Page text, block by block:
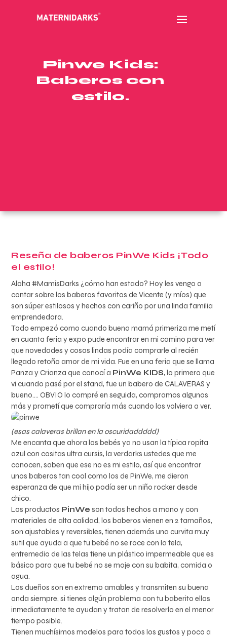
Pinwe Kids:
Baberos con
estilo.
Reseña de baberos PinWe Kids ¡Todo
el estilo!
Aloha #MamisDarks ¿cómo han estado? Hoy les vengo a
contar sobre los baberos favoritos de Vicente (y míos) que
son súper estilosos y hechos con cariño por una linda familia
emprendedora.
Todo empezó como cuando buena mamá primeriza me metí
en cuanta feria y expo pude encontrar en mi camino para ver
que novedades y cosas lindas podía comprarle al recién
llegado retoño amor de mi vida. Fue en una feria que se llama
Panza y Crianza que conocí a PinWe KIDS, lo primero que
vi cuando pasé por el stand, fue un babero de CALAVERAS y
bueno…. OBVIO lo compré en seguida, compramos algunos
más y prometí que compraría más cuando los volviera a ver.
(esas calaveras brillan en la oscuridaddddd)
Me encanta que ahora los bebés ya no usan la típica ropita
azul con cositas ultra cursis, la verdarks ustedes que me
conocen, saben que ese no es mi estilo, así que encontrar
unos baberos tan cool como los de PinWe, me dieron
esperanza de que mi hijo podía ser un niño rocker desde
chico.
Los productos PinWe son todos hechos a mano y con
materiales de alta calidad, los baberos vienen en 2 tamaños,
son ajustables y reversibles, tienen además una curvita muy
sutil que ayuda a que tu bebé no se roce con la tela,
entremedio de las telas tiene un plástico impermeable que es
básico para que tu bebé no se moje con su babita, comida o
agua.
Los dueños son en extremo amables y transmiten su buena
onda siempre, si tienes algún problema con tu baberito ellos
inmediatamente te ayudan y tratan de resolverlo en el menor
tiempo posible.
Tienen muchísimos modelos para todos los gustos y poco a